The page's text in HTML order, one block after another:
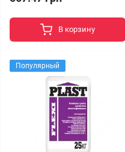
В корзину
Популярный